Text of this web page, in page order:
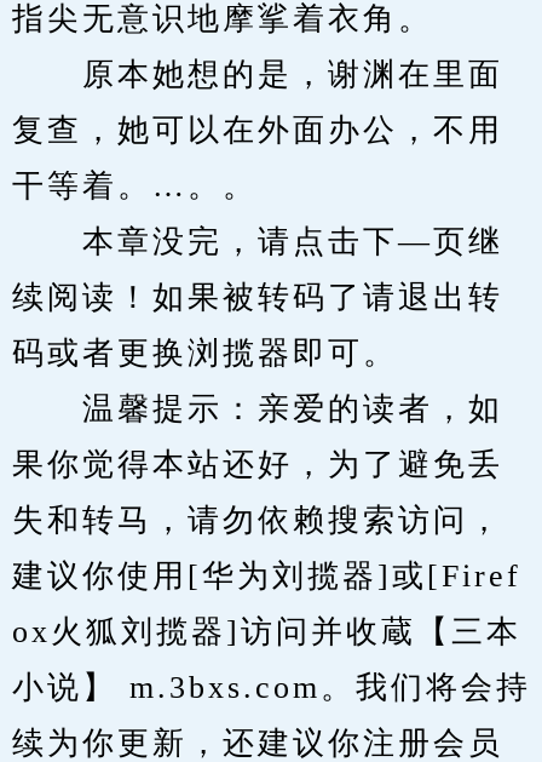
指尖无意识地摩挲着衣角。
原本她想的是，谢渊在里面
复查，她可以在外面办公，不用
干等着。…。。
本章没完，请点击下—页继
续阅读！如果被转码了请退出转
码或者更换浏揽器即可。
温馨提示：亲爱的读者，如
果你觉得本站还好，为了避免丢
失和转马，请勿依赖搜索访问，
建议你使用[华为刘揽器]或[Firef
ox火狐刘揽器]访问并收蔵【三本
小说】 m.3bxs.com。我们将会持
续为你更新，还建议你注册会员